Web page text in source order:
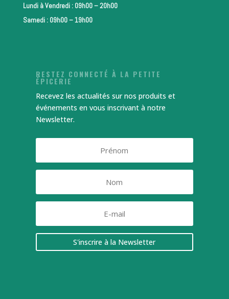
Lundi à Vendredi : 09h00 – 20h00
Samedi : 09h00 – 19h00
RESTEZ CONNECTÉ À LA PETITE
ÉPICERIE
Recevez les actualités sur nos produits et
événements en vous inscrivant à notre
Newsletter.
S'inscrire à la Newsletter